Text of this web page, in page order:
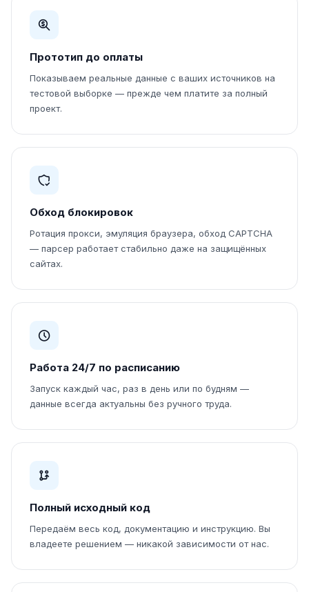
Прототип до оплаты
Показываем реальные данные с ваших источников на
тестовой выборке — прежде чем платите за полный
проект.
Обход блокировок
Ротация прокси, эмуляция браузера, обход CAPTCHA
— парсер работает стабильно даже на защищённых
сайтах.
Работа 24/7 по расписанию
Запуск каждый час, раз в день или по будням —
данные всегда актуальны без ручного труда.
Полный исходный код
Передаём весь код, документацию и инструкцию. Вы
владеете решением — никакой зависимости от нас.